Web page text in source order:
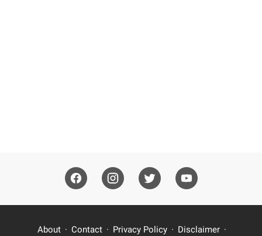
About Contact Privacy Policy Disclaimer